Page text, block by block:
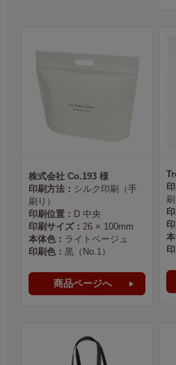
株式会社 Co.193 様
印刷方法： シルク印刷（手
刷り）
印刷位置： D 中央
印刷サイズ： 26 × 100mm
本体色： ライトベージュ
印刷色： 黒（No.1）
商品ページへ
刷
本